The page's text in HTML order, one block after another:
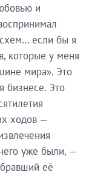
и
если бы я
которые у меня
мира». Это
бизнесе. Это
ходов —
уже были, —
её